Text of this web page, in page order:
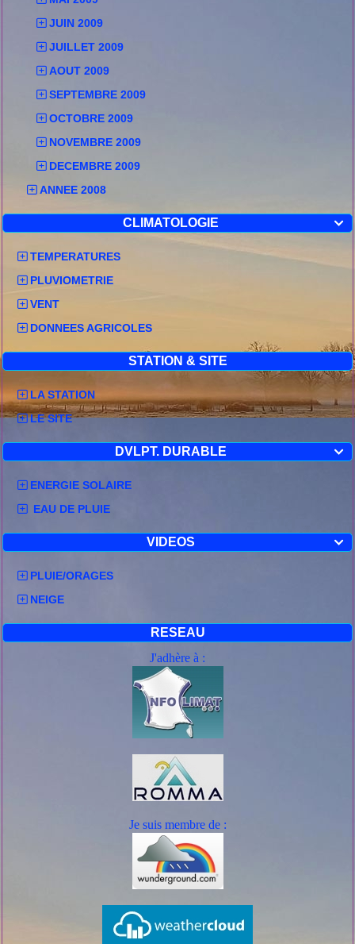
JUIN 2009
JUILLET 2009
AOUT 2009
SEPTEMBRE 2009
OCTOBRE 2009
NOVEMBRE 2009
DECEMBRE 2009
ANNEE 2008

CLIMATOLOGIE
TEMPERATURES
PLUVIOMETRIE
VENT
DONNEES AGRICOLES
STATION & SITE
LA STATION
LE SITE

DVLPT. DURABLE
ENERGIE SOLAIRE
EAU DE PLUIE

VIDEOS
PLUIE/ORAGES
NEIGE
RESEAU
J'adhère à :
Je suis membre de :